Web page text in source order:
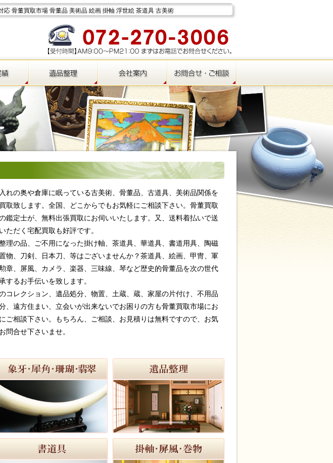
美術品 絵画 掛軸 浮世絵 茶道具 古美術
れの奥や倉庫に眠っている古美術、骨董品、古道具、美術品関係を
取致します。全国、どこからでもお気軽にご相談下さい。骨董買取
鑑定士が、無料出張買取にお伺いいたします。又、送料着払いで送
ただく宅配買取も好評です。
理の品、ご不用になった掛け軸、茶道具、華道具、書道用具、陶磁
物、刀剣、日本刀、等はございませんか？茶道具、絵画、甲冑、軍
章、屏風、カメラ、楽器、三味線、琴など歴史的骨董品を次の世代
するお手伝いを致します。
コレクション、遺品処分、物置、土蔵、蔵、家屋の片付け、不用品
、遠方住まい、立会いが出来ないでお困りの方も骨董買取市場にお
ご相談下さい。もちろん、ご相談、お見積りは無料ですので、お気
問合せ下さいませ。